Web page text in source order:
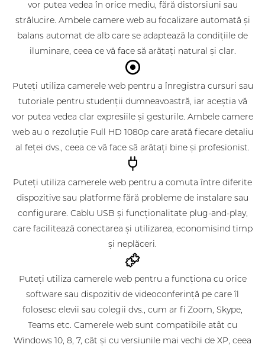
vor putea vedea în orice mediu, fără distorsiuni sau
strălucire. Ambele camere web au focalizare automată și
balans automat de alb care se adaptează la condițiile de
iluminare, ceea ce vă face să arătați natural și clar.
Puteți utiliza camerele web pentru a înregistra cursuri sau
tutoriale pentru studenții dumneavoastră, iar aceștia vă
vor putea vedea clar expresiile și gesturile. Ambele camere
web au o rezoluție Full HD 1080p care arată fiecare detaliu
al feței dvs., ceea ce vă face să arătați bine și profesionist.
Puteți utiliza camerele web pentru a comuta între diferite
dispozitive sau platforme fără probleme de instalare sau
configurare. Cablu USB și funcționalitate plug-and-play,
care facilitează conectarea și utilizarea, economisind timp
și neplăceri.
Puteți utiliza camerele web pentru a funcționa cu orice
software sau dispozitiv de videoconferință pe care îl
folosesc elevii sau colegii dvs., cum ar fi Zoom, Skype,
Teams etc. Camerele web sunt compatibile atât cu
Windows 10, 8, 7, cât și cu versiunile mai vechi de XP, ceea